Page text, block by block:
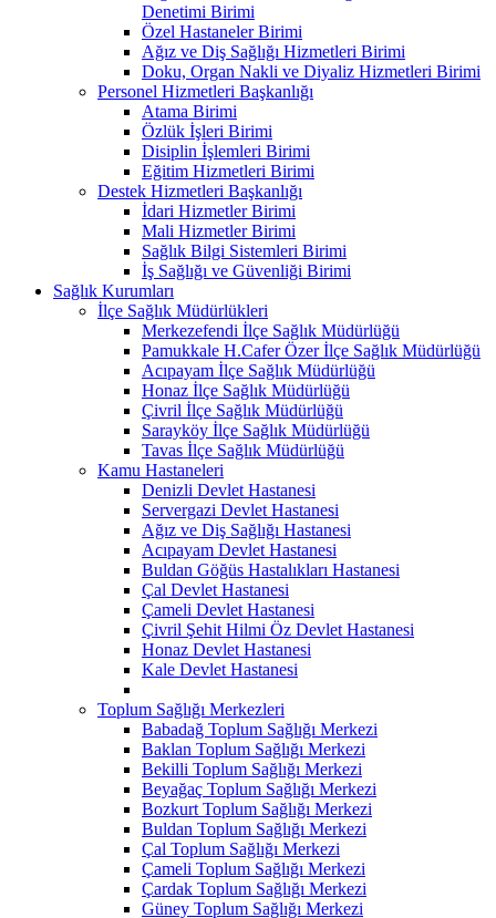
Denetimi Birimi
Özel Hastaneler Birimi
Ağız ve Diş Sağlığı Hizmetleri Birimi
Doku, Organ Nakli ve Diyaliz Hizmetleri Birimi
Personel Hizmetleri Başkanlığı
Atama Birimi
Özlük İşleri Birimi
Disiplin İşlemleri Birimi
Eğitim Hizmetleri Birimi
Destek Hizmetleri Başkanlığı
İdari Hizmetler Birimi
Mali Hizmetler Birimi
Sağlık Bilgi Sistemleri Birimi
İş Sağlığı ve Güvenliği Birimi
Sağlık Kurumları
İlçe Sağlık Müdürlükleri
Merkezefendi İlçe Sağlık Müdürlüğü
Pamukkale H.Cafer Özer İlçe Sağlık Müdürlüğü
Acıpayam İlçe Sağlık Müdürlüğü
Honaz İlçe Sağlık Müdürlüğü
Çivril İlçe Sağlık Müdürlüğü
Sarayköy İlçe Sağlık Müdürlüğü
Tavas İlçe Sağlık Müdürlüğü
Kamu Hastaneleri
Denizli Devlet Hastanesi
Servergazi Devlet Hastanesi
Ağız ve Diş Sağlığı Hastanesi
Acıpayam Devlet Hastanesi
Buldan Göğüs Hastalıkları Hastanesi
Çal Devlet Hastanesi
Çameli Devlet Hastanesi
Çivril Şehit Hilmi Öz Devlet Hastanesi
Honaz Devlet Hastanesi
Kale Devlet Hastanesi
Toplum Sağlığı Merkezleri
Babadağ Toplum Sağlığı Merkezi
Baklan Toplum Sağlığı Merkezi
Bekilli Toplum Sağlığı Merkezi
Beyağaç Toplum Sağlığı Merkezi
Bozkurt Toplum Sağlığı Merkezi
Buldan Toplum Sağlığı Merkezi
Çal Toplum Sağlığı Merkezi
Çameli Toplum Sağlığı Merkezi
Çardak Toplum Sağlığı Merkezi
Güney Toplum Sağlığı Merkezi